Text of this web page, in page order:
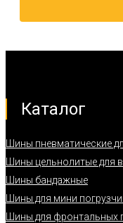
Каталог
Шины пневматические
Шины цельнолитые для
Шины бандажные
Шины для мини
Шины для фронтальных